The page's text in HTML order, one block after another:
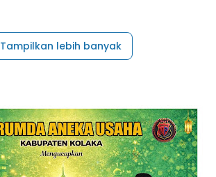
Tampilkan lebih banyak